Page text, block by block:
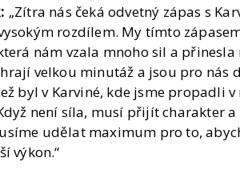
„Zítra nás čeká odvetný zápas s
rozdílem. My tímto
nám vzala mnoho sil a
velkou minutáž a jsou pro nás
byl v Karviné, kde jsme propadli
není síla, musí přijít charakter
udělat maximum pro to,
výkon.“